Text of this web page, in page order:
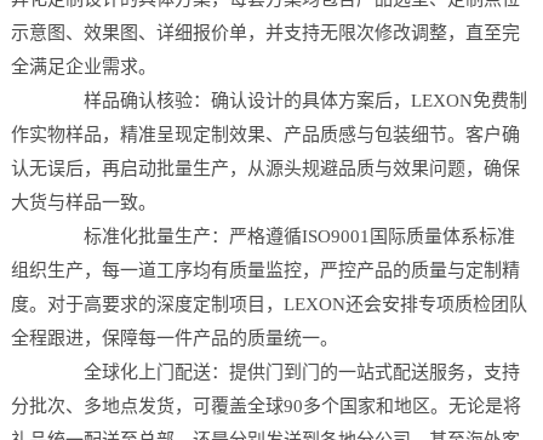
示意图、效果图、详细报价单，并支持无限次修改调整，直至完
全满足企业需求。
样品确认核验：确认设计的具体方案后，LEXON免费制
作实物样品，精准呈现定制效果、产品质感与包装细节。客户确
认无误后，再启动批量生产，从源头规避品质与效果问题，确保
大货与样品一致。
标准化批量生产：严格遵循ISO9001国际质量体系标准
组织生产，每一道工序均有质量监控，严控产品的质量与定制精
度。对于高要求的深度定制项目，LEXON还会安排专项质检团队
全程跟进，保障每一件产品的质量统一。
全球化上门配送：提供门到门的一站式配送服务，支持
分批次、多地点发货，可覆盖全球90多个国家和地区。无论是将